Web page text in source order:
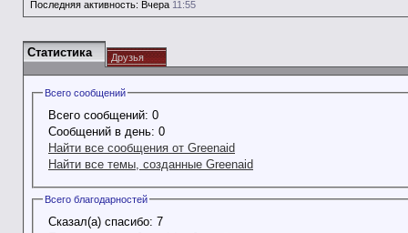
Последняя активность: Вчера 11:55
Статистика Друзья
Всего сообщений
Всего сообщений: 0
Сообщений в день: 0
Найти все сообщения от Greenaid
Найти все темы, созданные Greenaid
Всего благодарностей
Сказал(а) спасибо: 7